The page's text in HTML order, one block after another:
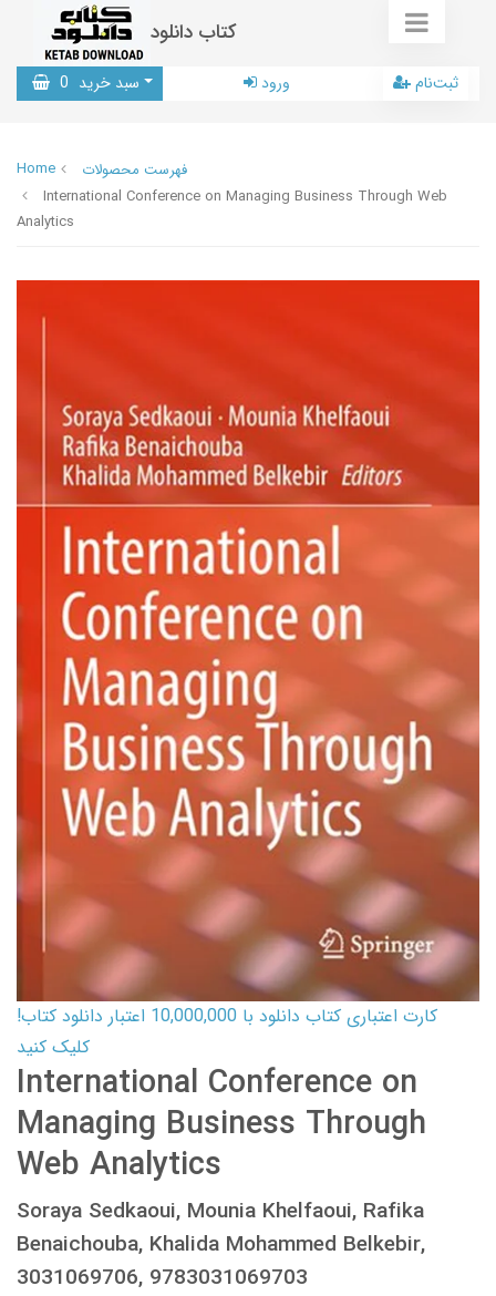
کتاب دانلود
سبد خرید 0 ورود ثبت‌نام
Home
فهرست محصولات
International Conference on Managing Business Through Web
Analytics
کارت اعتباری کتاب دانلود با 10,000,000 اعتبار دانلود کتاب!
کلیک کنید
International Conference on
Managing Business Through
Web Analytics
Soraya Sedkaoui, Mounia Khelfaoui, Rafika
Benaichouba, Khalida Mohammed Belkebir,
3031069706, 9783031069703